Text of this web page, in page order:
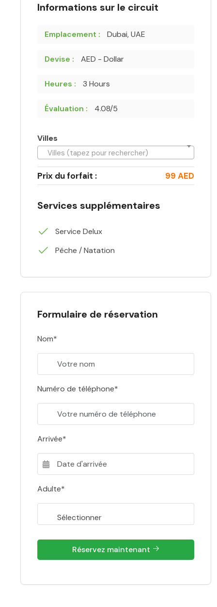
Informations sur le circuit
Emplacement : Dubai, UAE
Devise : AED - Dollar
Heures : 3 Hours
Évaluation : 4.08/5
Villes
Villes (tapez pour rechercher)
Prix du forfait : 99 AED
Services supplémentaires
Service Delux
Pêche / Natation
Formulaire de réservation
Nom*
Numéro de téléphone*
Arrivée*
Adulte*
Réservez maintenant